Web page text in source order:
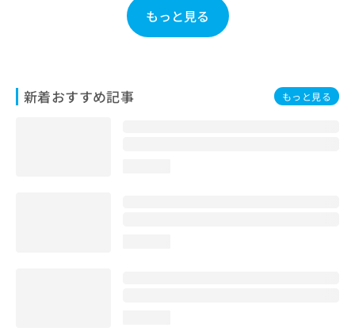
もっと見る
新着おすすめ記事 もっと見る
せ
は